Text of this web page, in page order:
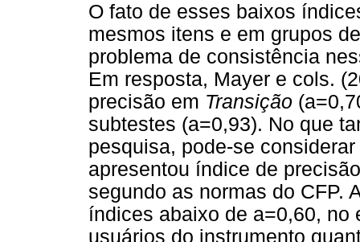
O fato de esses baixos
mesmos itens e em grupos
problema de consistência
Em resposta, Mayer e cols.
precisão em Transição
subtestes (a=0,93). No que
pesquisa, pode-se
apresentou índice de
segundo as normas do CFP.
índices abaixo de a=0,60, no
usuários do instrumento